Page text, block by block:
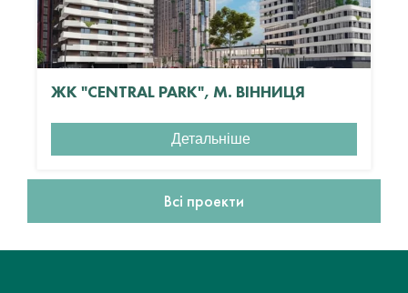
ЖК "CENTRAL PARK", М. ВІННИЦЯ
Детальніше
Всі проекти